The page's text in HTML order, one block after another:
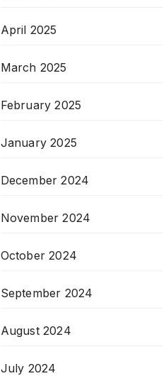
April 2025
March 2025
February 2025
January 2025
December 2024
November 2024
October 2024
September 2024
August 2024
July 2024